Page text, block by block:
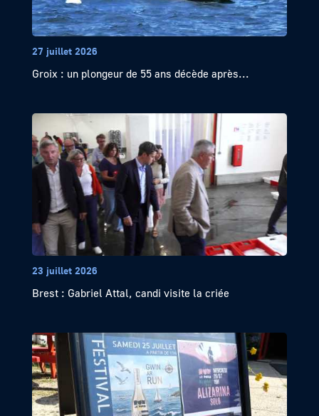
27 juillet 2026
Groix : un plongeur de 55 ans décède après...
23 juillet 2026
Brest : Gabriel Attal, candi visite la criée